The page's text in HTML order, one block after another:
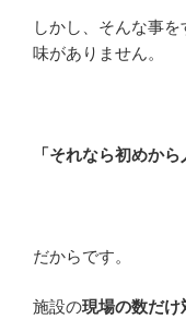
しかし、そんな事
味がありません。
「それなら初めか
だからです。
施設の現場の数だけ